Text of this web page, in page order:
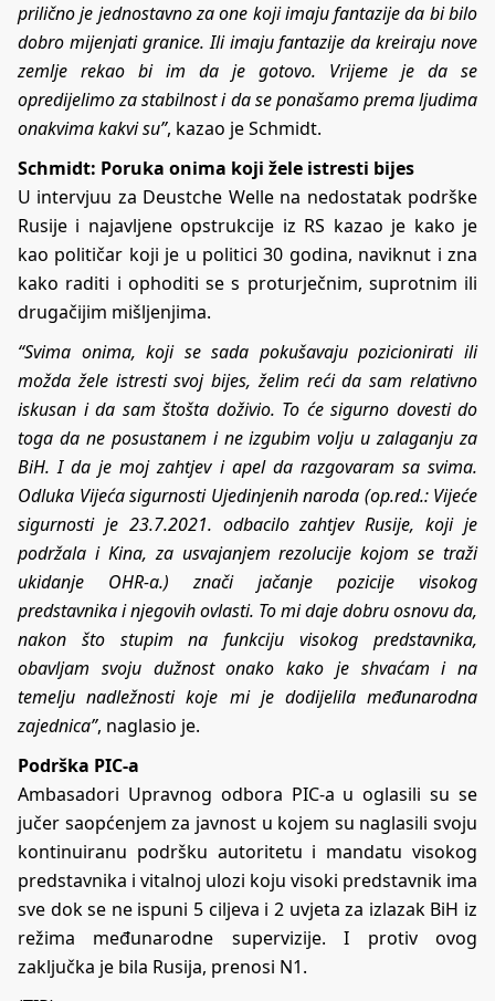
prilično je jednostavno za one koji imaju fantazije da bi bilo
dobro mijenjati granice. Ili imaju fantazije da kreiraju nove
zemlje rekao bi im da je gotovo. Vrijeme je da se
opredijelimo za stabilnost i da se ponašamo prema ljudima
onakvima kakvi su”, kazao je Schmidt.
Schmidt: Poruka onima koji žele istresti bijes
U intervjuu za Deustche Wellena nedostatak podrške
Rusije i najavljene opstrukcije iz RS kazao je kako je
kao političar koji je u politici 30 godina, naviknut i zna
kako raditi i ophoditi se s proturječnim, suprotnim ili
drugačijim mišljenjima.
“Svima onima, koji se sada pokušavaju pozicionirati ili
možda žele istresti svoj bijes, želim reći da sam relativno
iskusan i da sam štošta doživio. To će sigurno dovesti do
toga da ne posustanem i ne izgubim volju u zalaganju za
BiH. I da je moj zahtjev i apel da razgovaram sa svima.
Odluka Vijeća sigurnosti Ujedinjenih naroda (op.red.: Vijeće
sigurnosti je 23.7.2021. odbacilo zahtjev Rusije, koji je
podržala i Kina, za usvajanjem rezolucije kojom se traži
ukidanje OHR-a.) znači jačanje pozicije visokog
predstavnika i njegovih ovlasti. To mi daje dobru osnovu da,
nakon što stupim na funkciju visokog predstavnika,
obavljam svoju dužnost onako kako je shvaćam i na
temelju nadležnosti koje mi je dodijelila međunarodna
zajednica”, naglasio je.
Podrška PIC-a
Ambasadori Upravnog odbora PIC-a u oglasili su se
jučer saopćenjem za javnost u kojem su naglasili svoju
kontinuiranu podršku autoritetu i mandatu visokog
predstavnika i vitalnoj ulozi koju visoki predstavnik ima
sve dok se ne ispuni 5 ciljeva i 2 uvjeta za izlazak BiH iz
režima međunarodne supervizije. I protiv ovog
zaključka je bila Rusija, prenosi N1.